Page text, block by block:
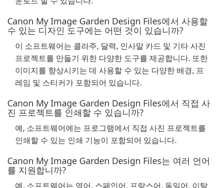
Canon My Image Garden Design Files에서 사용할
수 있는 디자인 도구에는 어떤 것이 있습니까?
이 소프트웨어는 콜라주, 달력, 인사말 카드 및 기타 사진
프로젝트를 만들기 위한 다양한 도구를 제공합니다. 또한
이미지를 향상시키는 데 사용할 수 있는 다양한 배경, 프
레임 및 스티커가 포함되어 있습니다.
Canon My Image Garden Design Files에서 직접 사
진 프로젝트를 인쇄할 수 있습니까?
예, 소프트웨어에는 프로그램에서 직접 사진 프로젝트를
인쇄할 수 있는 인쇄 기능이 포함되어 있습니다.
Canon My Image Garden Design Files는 여러 언어
를 지원합니까?
예, 소프트웨어는 영어, 스페인어, 프랑스어, 독일어, 이탈